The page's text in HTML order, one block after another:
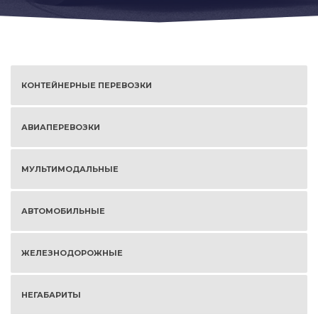
КОНТЕЙНЕРНЫЕ ПЕРЕВОЗКИ
АВИАПЕРЕВОЗКИ
МУЛЬТИМОДАЛЬНЫЕ
АВТОМОБИЛЬНЫЕ
ЖЕЛЕЗНОДОРОЖНЫЕ
НЕГАБАРИТЫ